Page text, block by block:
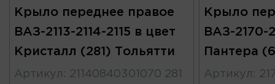
Крыло переднее правое
ВАЗ-2113-2114-2115 в цвет
Кристалл (281) Тольятти
Артикул : 21140840301070 281
Крыло
ВАЗ-2170-
Пантера
Артикул :